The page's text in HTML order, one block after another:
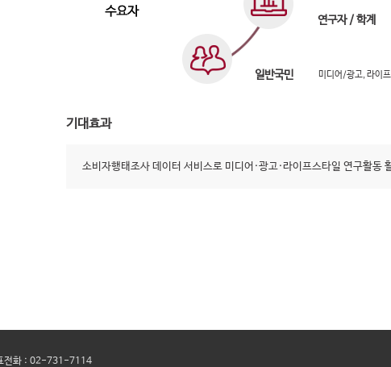
연구자 / 학계
일반국민 미디어/광고, 라이
기대효과
소비자행태조사 데이터 서비스로 미디어·광고·라이프스타일 연구활동
전화 : 02-731-7114